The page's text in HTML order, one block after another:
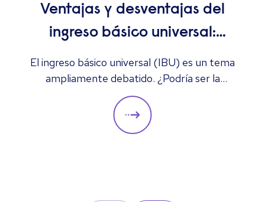
Ventajas y desventajas del
ingreso básico universal:
¿solución al desempleo o
demasiado costoso?
El ingreso básico universal (IBU) es un tema
ampliamente debatido. ¿Podría ser la
solución al desempleo, la inestabilidad
económica y la pobreza, o es demasiado
costoso y podría aumentar las tasas de